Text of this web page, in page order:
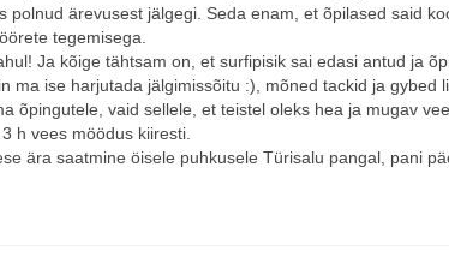
polnud ärevusest jälgegi. Seda enam, et õpilased said
tegemisega.
Ja kõige tähtsam on, et surfipisik sai edasi antud ja
ma ise harjutada jälgimissõitu :), mõned tackid ja
õpingutele, vaid sellele, et teistel oleks hea ja mugav
h vees möödus kiiresti.
ära saatmine öisele puhkusele Türisalu pangal, pani